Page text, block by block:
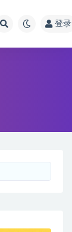
登录